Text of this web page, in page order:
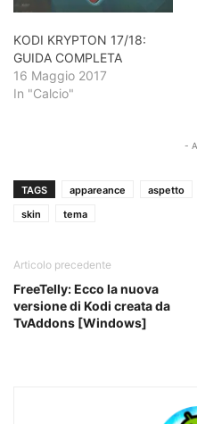
KODI KRYPTON 17/18:
GUIDA COMPLETA
16 Maggio 2017
In "Calcio"
-
TAGS appareance aspetto
skin
tema
Articolo precedente
FreeTelly: Ecco la nuova
versione di Kodi creata da
TvAddons [Windows]